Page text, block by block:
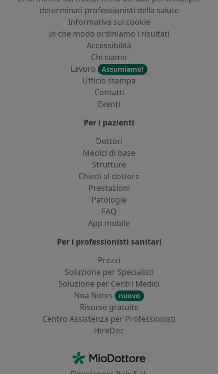
determinati professionisti della salute
Informativa sui cookie
In che modo ordiniamo i risultati
Accessibilità
Chi siamo
Lavoro
Assumiamo!
Ufficio stampa
Contatti
Eventi
Per i pazienti
Dottori
Medici di base
Strutture
Chiedi al dottore
Prestazioni
Patologie
FAQ
App mobile
Per i professionisti sanitari
Prezzi
Soluzione per Specialisti
Soluzione per Centri Medici
Noa Notes
nuovo
Risorse gratuite
Centro Assistenza per Professionisti
HireDoc
MioDottore - Homepage